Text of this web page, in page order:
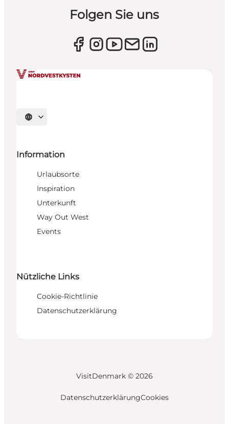
Folgen Sie uns
Sprache auswählen
Information
Urlaubsorte
Inspiration
Unterkunft
Way Out West
Events
Nützliche Links
Cookie-Richtlinie
Datenschutzerklärung
VisitDenmark © 2026
DatenschutzerklärungCookies